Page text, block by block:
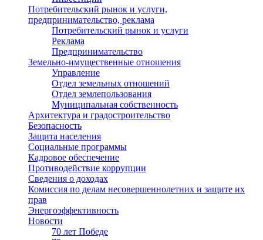
Потребительский рынок и услуги,
предпринимательство, реклама
Потребительский рынок и услуги
Реклама
Предпринимательство
Земельно-имущественные отношения
Управление
Отдел земельных отношений
Отдел землепользования
Муниципальная собственность
Архитектура и градостроительство
Безопасность
Защита населения
Социальные программы
Кадровое обеспечение
Противодействие коррупции
Сведения о доходах
Комиссия по делам несовершеннолетних и защите их
прав
Энергоэффективность
Новости
70 лет Победе